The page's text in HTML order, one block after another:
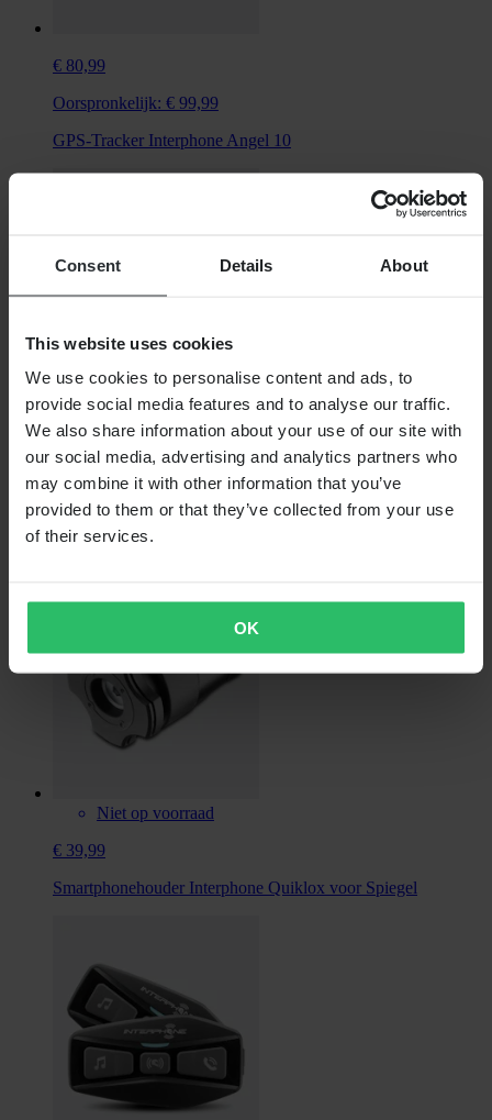
Consent Details About
This website uses cookies
We use cookies to personalise content and ads, to
provide social media features and to analyse our traffic.
We also share information about your use of our site with
our social media, advertising and analytics partners who
may combine it with other information that you’ve
provided to them or that they’ve collected from your use
of their services.
OK
€ 80,99
Oorspronkelijk: € 99,99
GPS-Tracker Interphone Angel 10
€ 16,99
Oorspronkelijk: € 19,99
Smartphonehouder interphone incl. Beugel
Niet op voorraad
€ 39,99
Smartphonehouder Interphone Quiklox voor Spiegel